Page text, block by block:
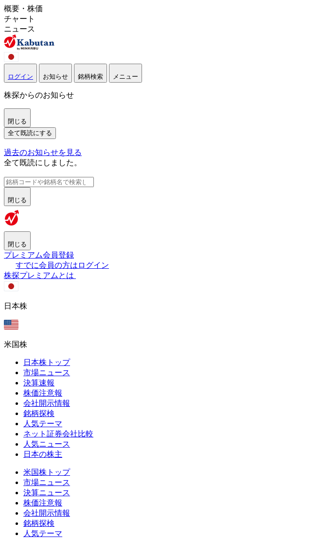
概要・株価
チャート
ニュース
ログイン お知らせ 銘柄検索 メニュー
株探からのお知らせ
閉じる
全て既読にする
過去のお知らせを見る
全て既読にしました。
閉じる
閉じる
プレミアム会員登録
すでに会員の方はログイン
株探プレミアムとは
日本株
米国株
日本株トップ
市場ニュース
決算速報
株価注意報
会社開示情報
銘柄探検
人気テーマ
ネット証券会社比較
人気ニュース
日本の株主
米国株トップ
市場ニュース
決算ニュース
株価注意報
会社開示情報
銘柄探検
人気テーマ